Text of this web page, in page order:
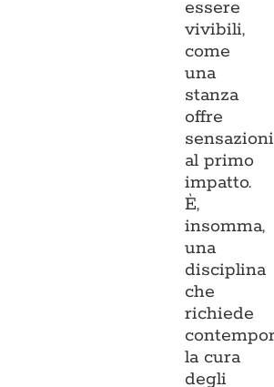
essere
vivibili,
come
una
stanza
offre
sensazioni
al primo
impatto.
È,
insomma,
una
disciplina
che
richiede
la cura
degli